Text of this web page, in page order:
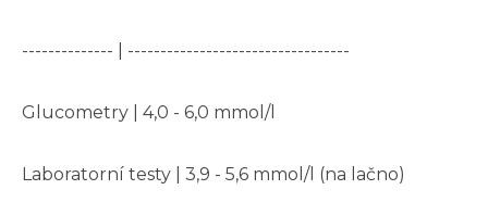
-------------- | ----------------------------------
Glucometry | 4,0 - 6,0 mmol/l
Laboratorní testy | 3,9 - 5,6 mmol/l (na lačno)